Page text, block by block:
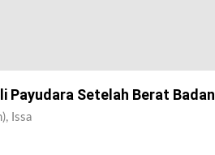
Payudara Setelah Berat Badan
Issa